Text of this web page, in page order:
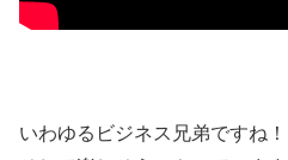
いわゆるビジネス兄弟ですね！